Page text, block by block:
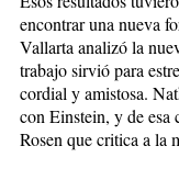
encontrar una nueva
Vallarta analizó la
trabajo sirvió para
cordial y amistosa.
con Einstein, y de
Rosen que critica a la